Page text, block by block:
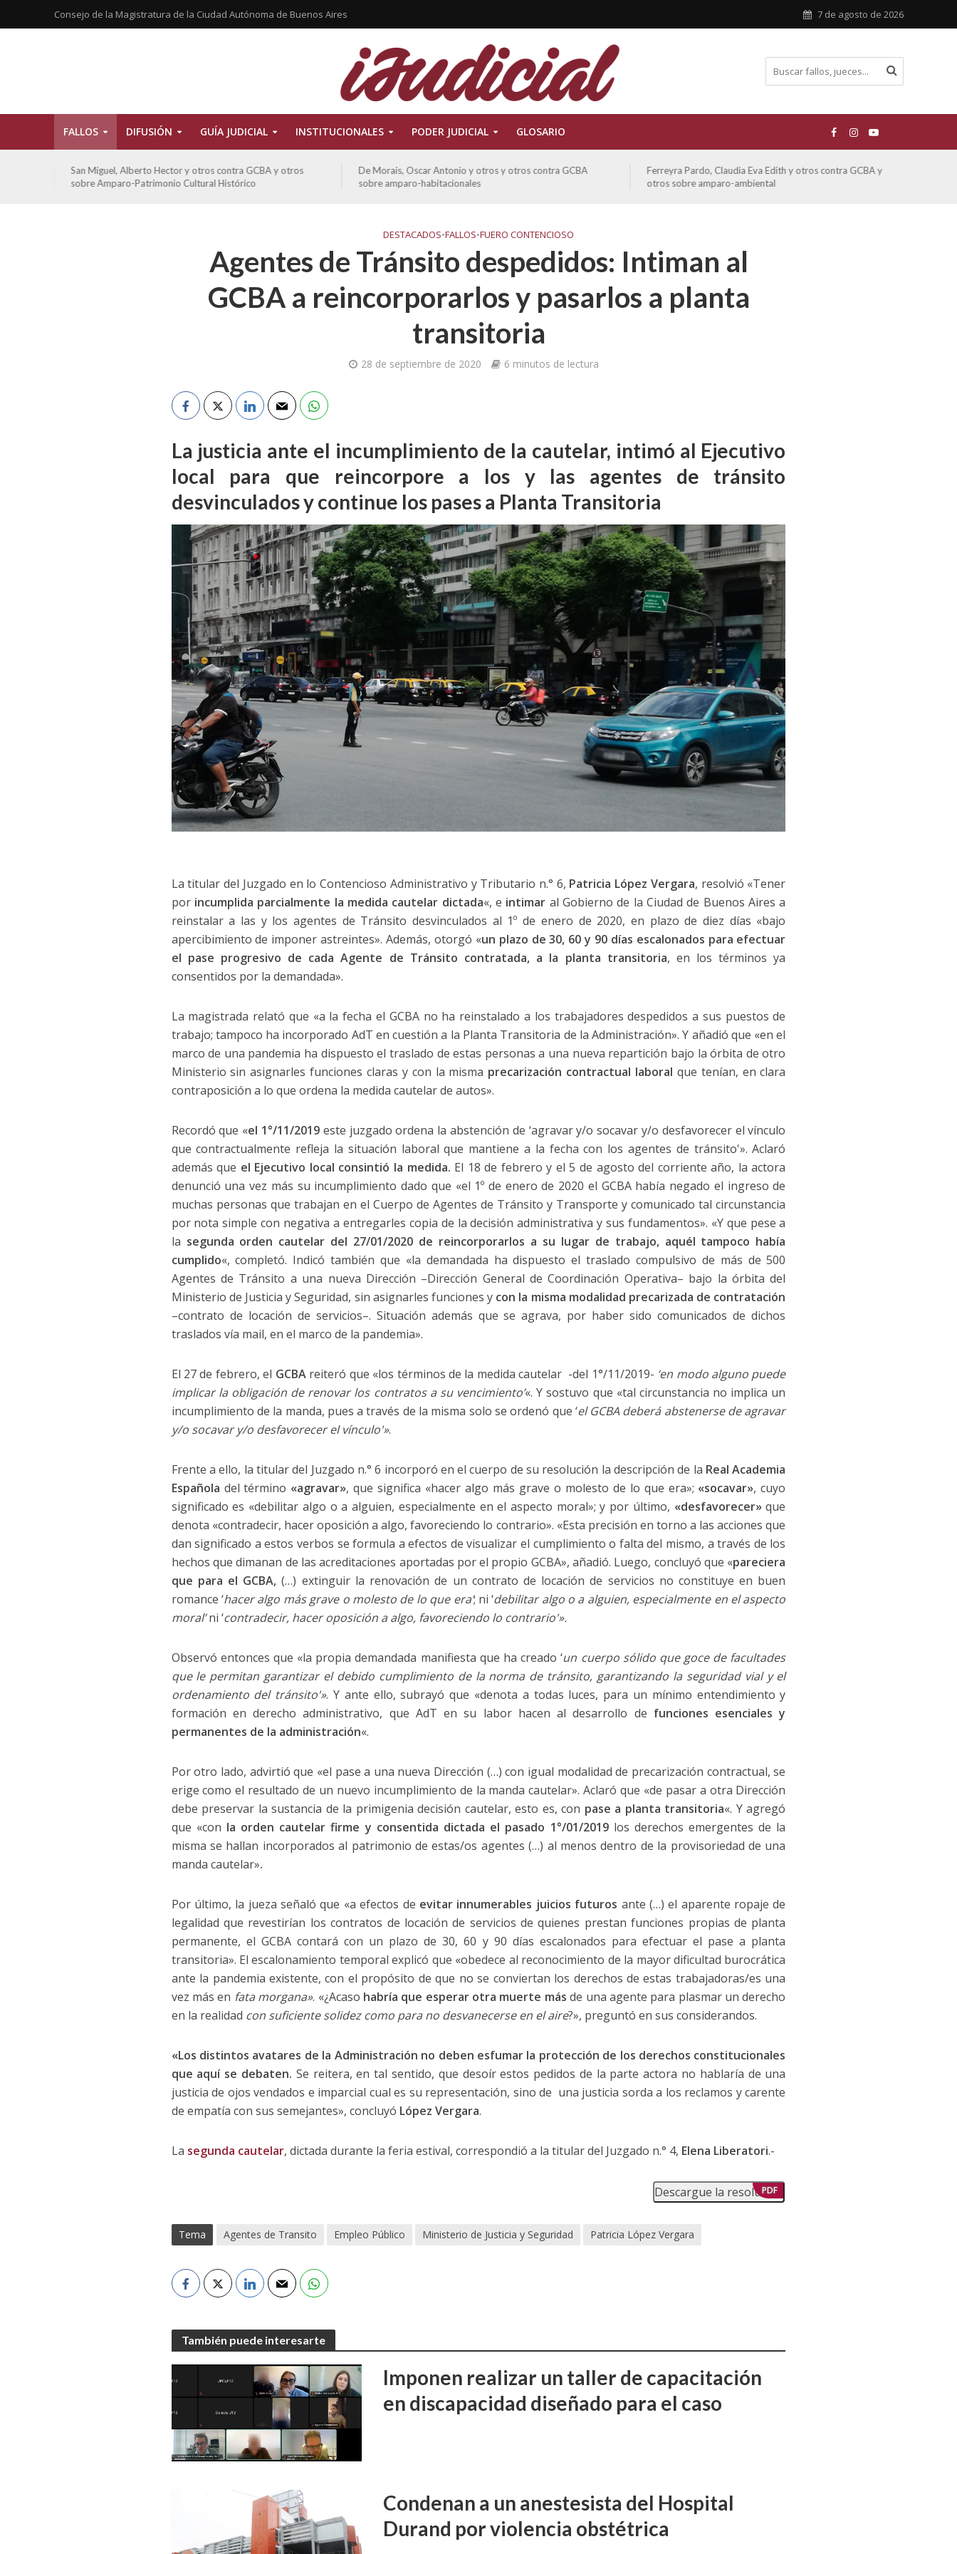
Consejo de la Magistratura de la Ciudad Autónoma de Buenos Aires 7 de agosto de 2026
FALLOS DIFUSIÓN GUÍA JUDICIAL INSTITUCIONALES PODER JUDICIAL GLOSARIO
San Miguel, Alberto Hector y otros contra GCBA y otros
sobre Amparo-Patrimonio Cultural Histórico
De Morais, Oscar Antonio y otros y otros contra GCBA
sobre amparo-habitacionales
Ferreyra Pardo, Claudia Eva Edith y otros contra GCBA y
otros sobre amparo-ambiental
DESTACADOS•FALLOS•FUERO CONTENCIOSO
Agentes de Tránsito despedidos: Intiman al
GCBA a reincorporarlos y pasarlos a planta
transitoria
28 de septiembre de 2020 6 minutos de lectura
La justicia ante el incumplimiento de la cautelar, intimó al Ejecutivo
local para que reincorpore a los y las agentes de tránsito
desvinculados y continue los pases a Planta Transitoria
La titular del Juzgado en lo Contencioso Administrativo y Tributario n.° 6, Patricia López Vergara, resolvió «Tener
porincumplida parcialmente la medida cautelar dictada«, e intimar al Gobierno de la Ciudad de Buenos Aires a
reinstalar a las y los agentes de Tránsito desvinculados al 1º de enero de 2020, en plazo de diez días «bajo
apercibimiento de imponer astreintes». Además, otorgó «un plazo de 30, 60 y 90 días escalonados para efectuar
el pase progresivo de cada Agente de Tránsito contratada, a la planta transitoria, en los términos ya
consentidos por la demandada».
La magistrada relató que «a la fecha el GCBA no ha reinstalado a los trabajadores despedidos a sus puestos de
trabajo; tampoco ha incorporado AdT en cuestión a la Planta Transitoria de la Administración». Y añadió que «en el
marco de una pandemia ha dispuesto el traslado de estas personas a una nueva repartición bajo la órbita de otro
Ministerio sin asignarles funciones claras y con la misma precarización contractual laboral que tenían, en clara
contraposición a lo que ordena la medida cautelar de autos».
Recordó que «el 1°/11/2019 este juzgado ordena la abstención de ‘agravar y/o socavar y/o desfavorecer el vínculo
que contractualmente refleja la situación laboral que mantiene a la fecha con los agentes de tránsito'». Aclaró
además que el Ejecutivo local consintió la medida. El 18 de febrero y el 5 de agosto del corriente año, la actora
denunció una vez más su incumplimiento dado que «el 1º de enero de 2020 el GCBA había negado el ingreso de
muchas personas que trabajan en el Cuerpo de Agentes de Tránsito y Transporte y comunicado tal circunstancia
por nota simple con negativa a entregarles copia de la decisión administrativa y sus fundamentos». «Y que pese a
la segunda orden cautelar del 27/01/2020 de reincorporarlos a su lugar de trabajo, aquél tampoco había
cumplido«, completó. Indicó también que «la demandada ha dispuesto el traslado compulsivo de más de 500
Agentes de Tránsito a una nueva Dirección –Dirección General de Coordinación Operativa– bajo la órbita del
Ministerio de Justicia y Seguridad, sin asignarles funciones y con la misma modalidad precarizada de contratación
–contrato de locación de servicios–. Situación además que se agrava, por haber sido comunicados de dichos
traslados vía mail, en el marco de la pandemia».
El 27 de febrero, el GCBAreiteró que «los términos de la medida cautelar -del 1°/11/2019- ‘en modo alguno puede
implicar la obligación de renovar los contratos a su vencimiento’«. Y sostuvo que «tal circunstancia no implica un
incumplimiento de la manda, pues a través de la misma solo se ordenó que ‘el GCBA deberá abstenerse de agravar
y/o socavar y/o desfavorecer el vínculo'».
Frente a ello, la titular del Juzgado n.° 6 incorporó en el cuerpo de su resolución la descripción de la Real Academia
Española del término «agravar», que significa «hacer algo más grave o molesto de lo que era»; «socavar», cuyo
significado es «debilitar algo o a alguien, especialmente en el aspecto moral»; y por último, «desfavorecer»que
denota «contradecir, hacer oposición a algo, favoreciendo lo contrario». «Esta precisión en torno a las acciones que
dan significado a estos verbos se formula a efectos de visualizar el cumplimiento o falta del mismo, a través de los
hechos que dimanan de las acreditaciones aportadas por el propio GCBA», añadió. Luego, concluyó que «pareciera
que para el GCBA,(…) extinguir la renovación de un contrato de locación de servicios no constituye en buen
romance ‘hacer algo más grave o molesto de lo que era’; ni ‘debilitar algo o a alguien, especialmente en el aspecto
moral’ni ‘contradecir, hacer oposición a algo, favoreciendo lo contrario'».
Observó entonces que «la propia demandada manifiesta que ha creado ‘un cuerpo sólido que goce de facultades
que le permitan garantizar el debido cumplimiento de la norma de tránsito, garantizando la seguridad vial y el
ordenamiento del tránsito'». Y ante ello, subrayó que «denota a todas luces, para un mínimo entendimiento y
formación en derecho administrativo, que AdT en su labor hacen al desarrollo de funciones esenciales y
permanentes de la administración«.
Por otro lado, advirtió que «el pase a una nueva Dirección (…) con igual modalidad de precarización contractual, se
erige como el resultado de un nuevo incumplimiento de la manda cautelar». Aclaró que «de pasar a otra Dirección
debe preservar la sustancia de la primigenia decisión cautelar, esto es, con pase a planta transitoria«. Y agregó
que «con la orden cautelar firme y consentida dictada el pasado 1°/01/2019los derechos emergentes de la
misma se hallan incorporados al patrimonio de estas/os agentes (…) al menos dentro de la provisoriedad de una
manda cautelar».
Por último, la jueza señaló que «a efectos de evitar innumerables juicios futuros ante (…) el aparente ropaje de
legalidad que revestirían los contratos de locación de servicios de quienes prestan funciones propias de planta
permanente, el GCBA contará con un plazo de 30, 60 y 90 días escalonados para efectuar el pase a planta
transitoria». El escalonamiento temporal explicó que «obedece al reconocimiento de la mayor dificultad burocrática
ante la pandemia existente, con el propósito de que no se conviertan los derechos de estas trabajadoras/es una
vez más en fata morgana». «¿Acaso habría que esperar otra muerte más de una agente para plasmar un derecho
en la realidad con suficiente solidez como para no desvanecerse en el aire?», preguntó en sus considerandos.
«Los distintos avatares de la Administración no deben esfumar la protección de los derechos constitucionales
que aquí se debaten. Se reitera, en tal sentido, que desoír estos pedidos de la parte actora no hablaría de una
justicia de ojos vendados e imparcial cual es su representación, sino de una justicia sorda a los reclamos y carente
de empatía con sus semejantes», concluyó López Vergara.
La segunda cautelar, dictada durante la feria estival, correspondió a la titular del Juzgado n.° 4, Elena Liberatori.-
Descargue la resolución
PDF
Tema Agentes de Transito Empleo Público Ministerio de Justicia y Seguridad Patricia López Vergara
También puede interesarte
Imponen realizar un taller de capacitación
en discapacidad diseñado para el caso
Condenan a un anestesista del Hospital
Durand por violencia obstétrica